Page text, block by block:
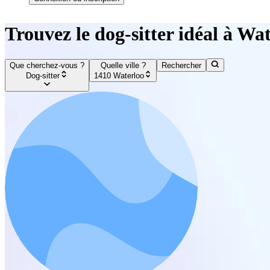
Trouvez le dog-sitter idéal à
Que cherchez-vous ?
Dog-sitter
Quelle ville ?
1410 Waterloo
Rechercher